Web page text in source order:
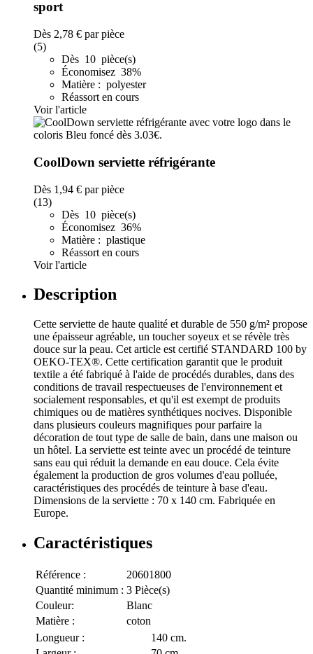
sport
Dès 2,78 € par pièce
(5)
Dès 10 pièce(s)
Économisez 38%
Matière : polyester
Réassort en cours
Voir l'article
CoolDown serviette réfrigérante
Dès 1,94 € par pièce
(13)
Dès 10 pièce(s)
Économisez 36%
Matière : plastique
Réassort en cours
Voir l'article
Description
Cette serviette de haute qualité et durable de 550 g/m² propose
une épaisseur agréable, un toucher soyeux et se révèle très
douce sur la peau. Cet article est certifié STANDARD 100 by
OEKO-TEX®. Cette certification garantit que le produit
textile a été fabriqué à l'aide de procédés durables, dans des
conditions de travail respectueuses de l'environnement et
socialement responsables, et qu'il est exempt de produits
chimiques ou de matières synthétiques nocives. Disponible
dans plusieurs couleurs magnifiques pour parfaire la
décoration de tout type de salle de bain, dans une maison ou
un hôtel. La serviette est teinte avec un procédé de teinture
sans eau qui réduit la demande en eau douce. Cela évite
également la production de gros volumes d'eau polluée,
caractéristiques des procédés de teinture à base d'eau.
Dimensions de la serviette : 70 x 140 cm. Fabriquée en
Europe.
Caractéristiques
Référence :
20601800
Quantité minimum : 3 Pièce(s)
Couleur:
Blanc
Matière :
coton
Longueur :
140 cm.